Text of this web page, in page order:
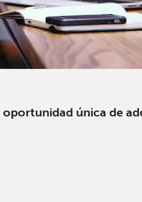
oportunidad única de